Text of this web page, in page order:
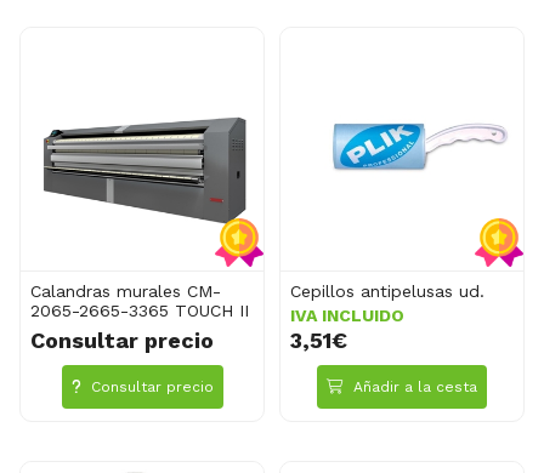
Calandras murales CM-
2065-2665-3365 TOUCH II
Consultar precio
Consultar precio
Cepillos antipelusas ud.
IVA INCLUIDO
3,51€
Añadir a la cesta